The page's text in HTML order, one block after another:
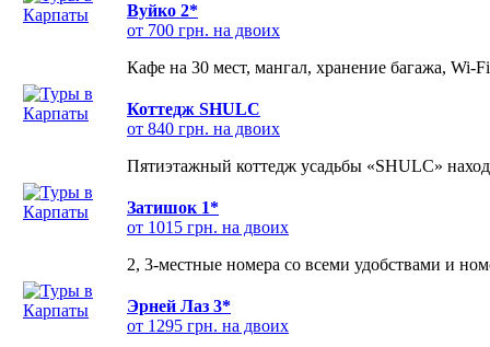
Вуйко 2*
от 700 грн. на двоих
Кафе на 30 мест, мангал, хранение багажа, Wi-
Коттедж SHULC
от 840 грн. на двоих
Пятиэтажный коттедж усадьбы «SHULC»
Затишок 1*
от 1015 грн. на двоих
2, 3-местные номера со всеми удобствами и
Эрней Лаз 3*
от 1295 грн. на двоих